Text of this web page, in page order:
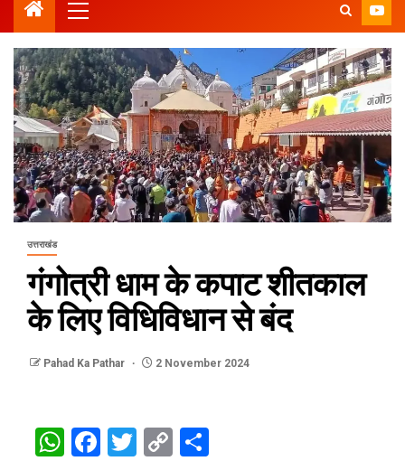
उत्तराखंड
गंगोत्री धाम के कपाट शीतकाल
के लिए विधिविधान से बंद
Pahad Ka Pathar 2 November 2024
WhatsApp
Facebook
Twitter
Copy